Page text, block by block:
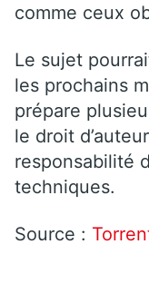
comme ceux
Le sujet
les prochains
prépare
le droit
responsabilité
techniques.
Source :